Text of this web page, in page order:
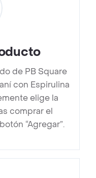
de PB Square
con Espirulina
elige la
comprar el
“Agregar”.